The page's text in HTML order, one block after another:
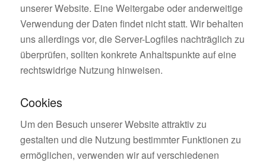
unserer Website. Eine Weitergabe oder anderweitige
Verwendung der Daten findet nicht statt. Wir behalten
uns allerdings vor, die Server-Logfiles nachträglich zu
überprüfen, sollten konkrete Anhaltspunkte auf eine
rechtswidrige Nutzung hinweisen.
Cookies
Um den Besuch unserer Website attraktiv zu
gestalten und die Nutzung bestimmter Funktionen zu
ermöglichen, verwenden wir auf verschiedenen